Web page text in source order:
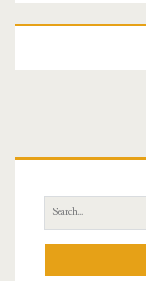
wpisach
Primary
Sidebar
Search
for: